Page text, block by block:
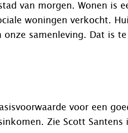
van morgen. Wonen is
woningen verkocht.
onze samenleving. Dat is
voor een
Zie Scott Santens